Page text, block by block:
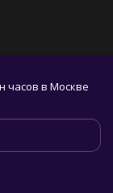
часов в Москве